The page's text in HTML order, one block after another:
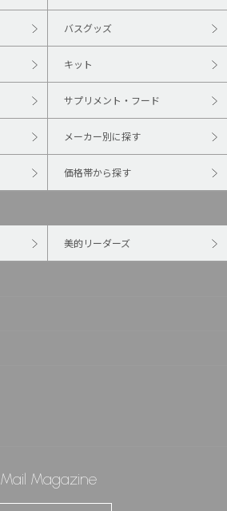
バスグッズ
キット
サプリメント・フード
メーカー別に探す
価格帯から探す
美的リーダーズ
Mail Magazine